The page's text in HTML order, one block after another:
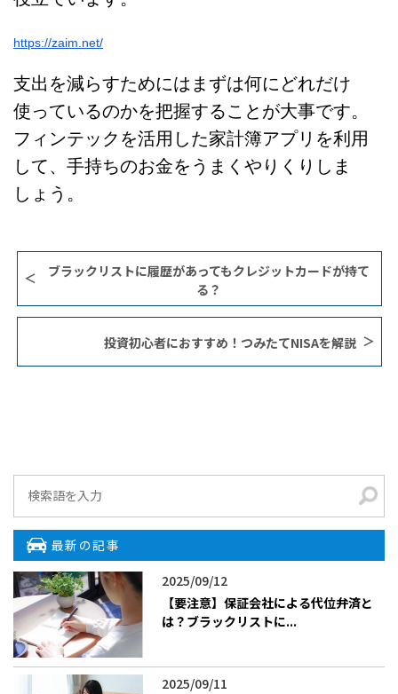
https://zaim.net/
支出を減らすためにはまずは何にどれだけ
使っているのかを把握することが大事です。
フィンテックを活用した家計簿アプリを利用
して、手持ちのお金をうまくやりくりしま
しょう。
ブラックリストに履歴があってもクレジットカードが持て
る？
投資初心者におすすめ！つみたてNISAを解説
最新の記事
2025/09/12
【要注意】保証会社による代位弁済と
は？ブラックリストに...
2025/09/11